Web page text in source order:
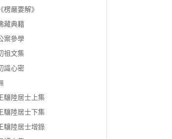
《楞嚴要解》
藏典籍
案參學
祖文集
識心密
驤陸居士上集
驤陸居士下集
驤陸居士增錄